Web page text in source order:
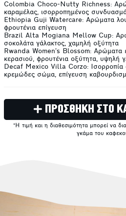
Colombia Choco-Nutty Richness:
καραμέλας, ισορροπημένος
Ethiopia Guji Watercare: Αρώματα
φρουτένια επίγευση
Brazil Alta Mogiana Mellow Cup:
σοκολάτα γάλακτος, χαμηλή οξύτητα
Rwanda Women’s Blossom: Αρώματα
κερασιού, φρουτένια οξύτητα, υψηλή
Decaf Mexico Villa Corzo: Ισορροπία
κρεμώδες σώμα, επίγευση
ΠΡΟΣΘΗΚΗ ΣΤΟ
*Η τιμή και η διαθεσιμότητα μπορεί να
γκάμα του